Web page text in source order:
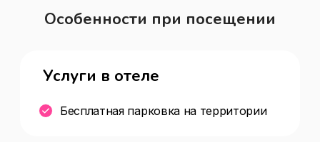
Особенности при посещении
Услуги в отеле
Бесплатная парковка на территории